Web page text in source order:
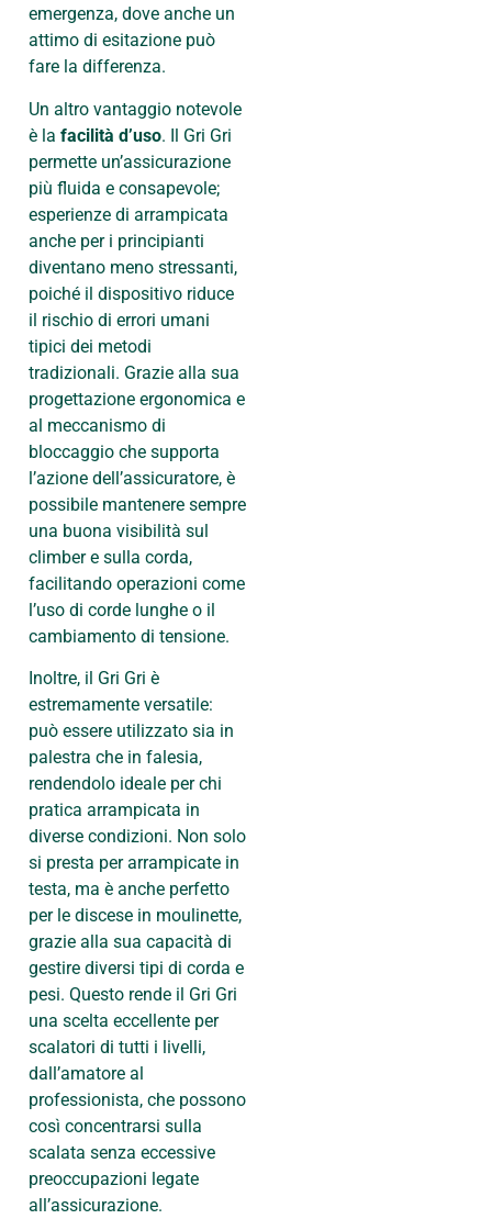
emergenza, dove anche un
attimo di esitazione può
fare la differenza.
Un altro vantaggio notevole
è la facilità d’uso. Il Gri Gri
permette un’assicurazione
più fluida e consapevole;
esperienze di arrampicata
anche per i principianti
diventano meno stressanti,
poiché il dispositivo riduce
il rischio di errori umani
tipici dei metodi
tradizionali. Grazie alla sua
progettazione ergonomica e
al meccanismo di
bloccaggio che supporta
l’azione dell’assicuratore, è
possibile mantenere sempre
una buona visibilità sul
climber e sulla corda,
facilitando operazioni come
l’uso di corde lunghe o il
cambiamento di tensione.
Inoltre, il Gri Gri è
estremamente versatile:
può essere utilizzato sia in
palestra che in falesia,
rendendolo ideale per chi
pratica arrampicata in
diverse condizioni. Non solo
si presta per arrampicate in
testa, ma è anche perfetto
per le discese in moulinette,
grazie alla sua capacità di
gestire diversi tipi di corda e
pesi. Questo rende il Gri Gri
una scelta eccellente per
scalatori di tutti i livelli,
dall’amatore al
professionista, che possono
così concentrarsi sulla
scalata senza eccessive
preoccupazioni legate
all’assicurazione.